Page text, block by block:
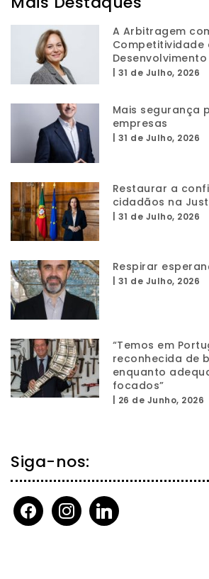
A Arbitragem
Competitividade
31 de Julho, 2026
Mais segurança
empresas
31 de Julho, 2026
Restaurar a
cidadãos na
31 de Julho, 2026
Respirar
31 de Julho, 2026
“Temos em
reconhecida de
enquanto
focados”
26 de Junho, 2026
Siga-nos:
facebookinstagramlinkedin